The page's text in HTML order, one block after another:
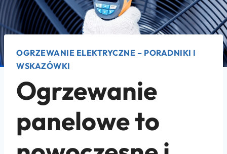
OGRZEWANIE ELEKTRYCZNE – PORADNIKI I
WSKAZÓWKI
Ogrzewanie
panelowe to